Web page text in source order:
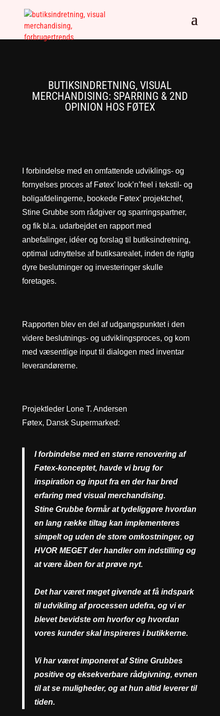
BUTIKSINDRETNING, VISUAL
MERCHANDISING: SPARRING & 2ND
OPINION HOS FØTEX
forbindelse med en omfattende udviklings- og
fornyelses proces af Føtex’ look’n’feel i tekstil- og
boligafdelingerne, bookede Føtex’ projektchef,
Stine Grubbe som rådgiver og sparringspartner,
og fik bl.a. udarbejdet en rapport med
anbefalinger, idéer og forslag til butiksindretning,
optimal udnyttelse af butiksarealet, inden de rigtig
dyre beslutninger og investeringer skulle
foretages.
Rapporten blev en del af udgangspunktet i den
videre beslutnings- og udviklingsproces, og kom
med væsentlige input til dialogen med inventar
leverandørerne.
Projektleder Lone T. Andersen
Føtex, Dansk Supermarked:
I forbindelse med en større renovering af
Føtex-konceptet, havde vi brug for
inspiration og input fra en der har bred
erfaring med visual merchandising.
Stine Grubbe formår at tydeliggøre hvordan
en lang række tiltag kan implementeres
simpelt og uden de store omkostninger, og
HVOR MEGET der handler om indstilling og
at være åben for at prøve nyt.
Det har været meget givende at få indspark
til udvikling af processen udefra, og vi er
blevet bevidste om hvorfor og hvordan
vores kunder skal inspireres i butikkerne.
Vi har været imponeret af Stine Grubbes
positive og eksekverbare rådgivning, evnen
til at se muligheder, og at hun altid leverer til
tiden.